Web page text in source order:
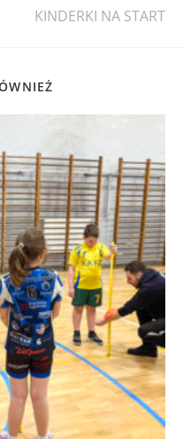
KINDERKI NA START